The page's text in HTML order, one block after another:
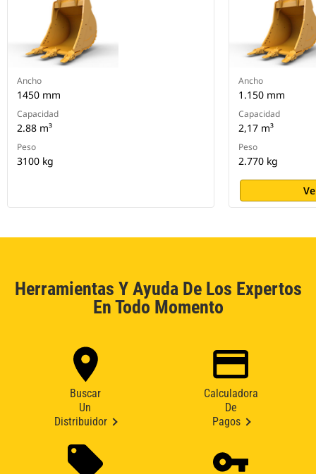
Ancho
1450 mm
Capacidad
2.88 m³
Peso
3100 kg
Ancho
1.150 mm
Capacidad
2,17 m³
Peso
2.770 kg
Herramientas Y Ayuda De Los Expertos
En Todo Momento
Buscar
Un
Distribuidor
Calculadora
De
Pagos